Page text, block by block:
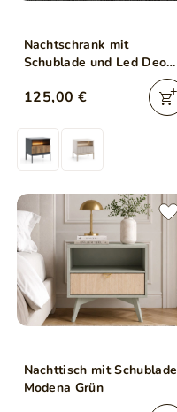
Nachtschrank mit
Schublade und Led Deo
Schwarz, Eiche Wotan
125,00 €
Nachttisch mit Schublade
Modena Grün